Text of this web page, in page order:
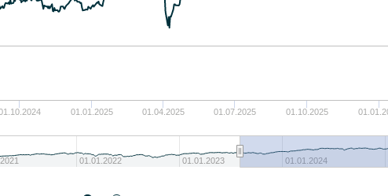
01.01.2025 01.04.2025 01.07.2025 01.10.2025
01.01.2022 01.01.2023 01.01.2024